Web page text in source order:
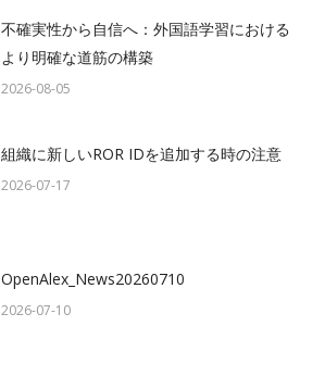
不確実性から自信へ：外国語学習における
より明確な道筋の構築
2026-08-05
組織に新しいROR IDを追加する時の注意
2026-07-17
OpenAlex_News20260710
2026-07-10